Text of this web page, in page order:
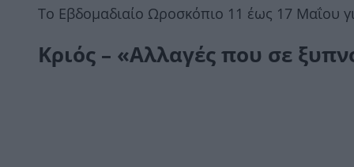
Το Εβδομαδιαίο Ωροσκόπιο 11 έως 17 Μαΐου
Κριός – «Αλλαγές που σε